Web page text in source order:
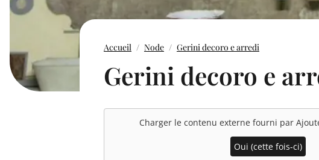
Accueil Node Gerini decoro e arredi
Gerini decoro e
Charger le contenu externe fourni par
Oui (cette fois-ci)